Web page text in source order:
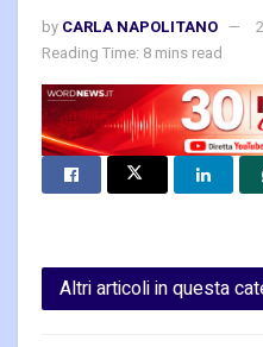
by CARLA NAPOLITANO
Reading Time: 8 mins read
Altri articoli in questa